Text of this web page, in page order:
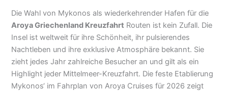
Die Wahl von Mykonos als wiederkehrender Hafen für die
Aroya Griechenland Kreuzfahrt Routen ist kein Zufall. Die
Insel ist weltweit für ihre Schönheit, ihr pulsierendes
Nachtleben und ihre exklusive Atmosphäre bekannt. Sie
zieht jedes Jahr zahlreiche Besucher an und gilt als ein
Highlight jeder Mittelmeer-Kreuzfahrt. Die feste Etablierung
Mykonos‘ im Fahrplan von Aroya Cruises für 2026 zeigt